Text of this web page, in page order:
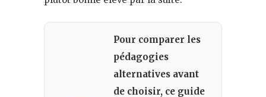
Pour comparer les
pédagogies
alternatives avant
de choisir, ce guide